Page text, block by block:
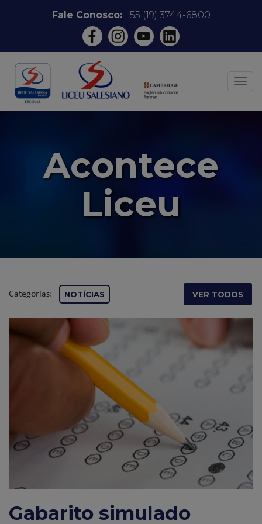
conteúdo
Fale Conosco:+55 (19) 3744-6800
Acontece
Liceu
Categorias: NOTÍCIAS VER TODOS
Gabarito simulado